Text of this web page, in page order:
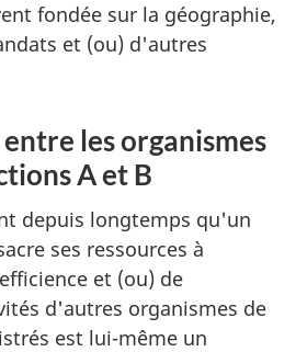
fondée sur la géographie,
et (ou) d'autres
les organismes
A et B
depuis longtemps qu'un
ses ressources à
et (ou) de
d'autres organismes de
est lui-même un